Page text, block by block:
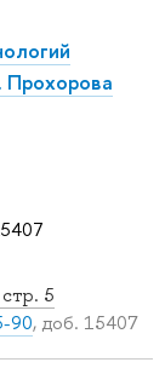
5
90, доб. 15407
Прохорова